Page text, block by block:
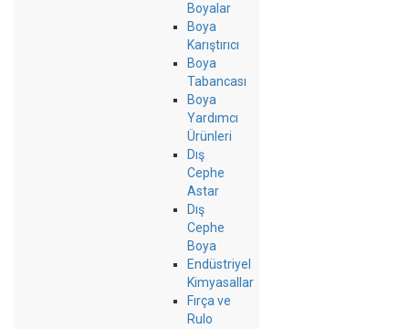
Boyalar
Boya
Karıştırıcı
Boya
Tabancası
Boya
Yardımcı
Ürünleri
Dış
Cephe
Astar
Dış
Cephe
Boya
Endüstriyel
Kimyasallar
Fırça ve
Rulo